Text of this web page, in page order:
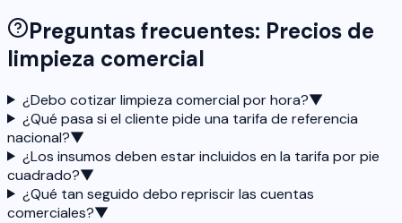
Preguntas frecuentes: Precios de
limpieza comercial
¿Debo cotizar limpieza comercial por hora?▼
¿Qué pasa si el cliente pide una tarifa de referencia
nacional?▼
¿Los insumos deben estar incluidos en la tarifa por pie
cuadrado?▼
¿Qué tan seguido debo repriscir las cuentas
comerciales?▼